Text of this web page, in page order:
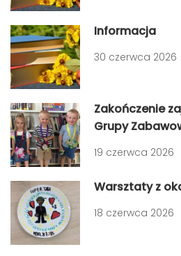
Informacja
30 czerwca 2026
Zakończenie
Grupy
19 czerwca 2026
Warsztaty z
18 czerwca 2026